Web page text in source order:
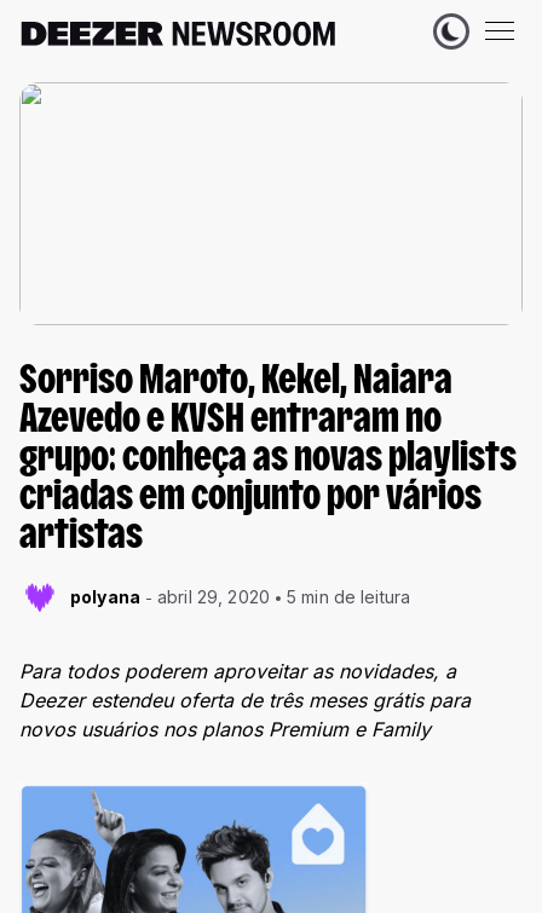
Sorriso Maroto, Kekel, Naiara
Azevedo e KVSH entraram no
grupo: conheça as novas playlists
criadas em conjunto por vários
artistas
polyana abril 29, 2020 5 min de leitura
Para todos poderem aproveitar as novidades, a
Deezer estendeu oferta de três meses grátis para
novos usuários nos planos Premium e Family